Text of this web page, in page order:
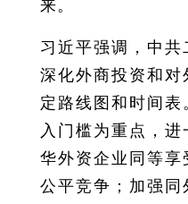
来。
习近平强调，中
深化外商投资和对
定路线图和时间
入门槛为重点，
华外资企业同等享
公平竞争；加强同